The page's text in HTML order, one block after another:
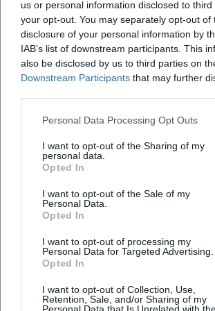
us or personal information disclosed to
your opt-out. You may separately opt-out of
disclosure of your personal information by
IAB’s list of downstream participants. This
also be disclosed by us to third parties on
Downstream Participants that may further
Personal Data Processing Opt Outs
I want to opt-out of the Sharing of my
personal data.
Opted In
I want to opt-out of the Sale of my
Personal Data.
Opted In
I want to opt-out of processing my
Personal Data for Targeted Advertising.
Opted In
I want to opt-out of Collection, Use,
Retention, Sale, and/or Sharing of my
Sigl mit Nähe zur Alltagssprache,
Situationskomik, die soziale Milieus
konturiert – von der „Schickeria“ bis zum
Sommer.
Seine Stimme – leicht rau, präzise
die Klangpalette; Akustik-Momente
persönlicher, ohne an Groove zu
eigener Signature-Sound zwischen
Gegenwart.
Kultureller Einfluss und Rezeption: NDW-
Langzeitwirkung
deutschsprachigen Popkultur so sehr wie
Sperrbezirk“. Das Stück verbindet
einen Referenzpunkt, an dem sich bis